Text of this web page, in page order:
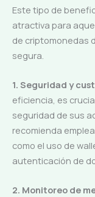
Este tipo de
atractiva para
de criptomonedas
segura.
1. Seguridad y
eficiencia, es
seguridad de sus
recomienda
como el uso de
autenticación de
2. Monitoreo de